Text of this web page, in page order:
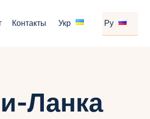
Контакты Укр Ру
Ланка